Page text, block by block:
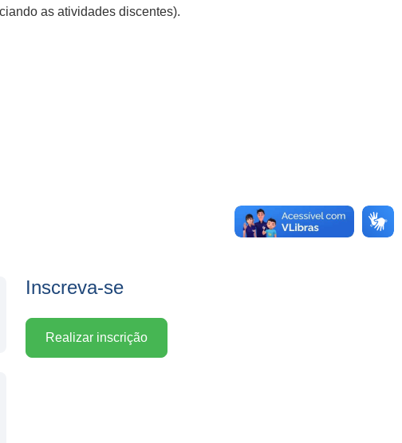
as atividades discentes).
Inscreva-se
Realizar inscrição